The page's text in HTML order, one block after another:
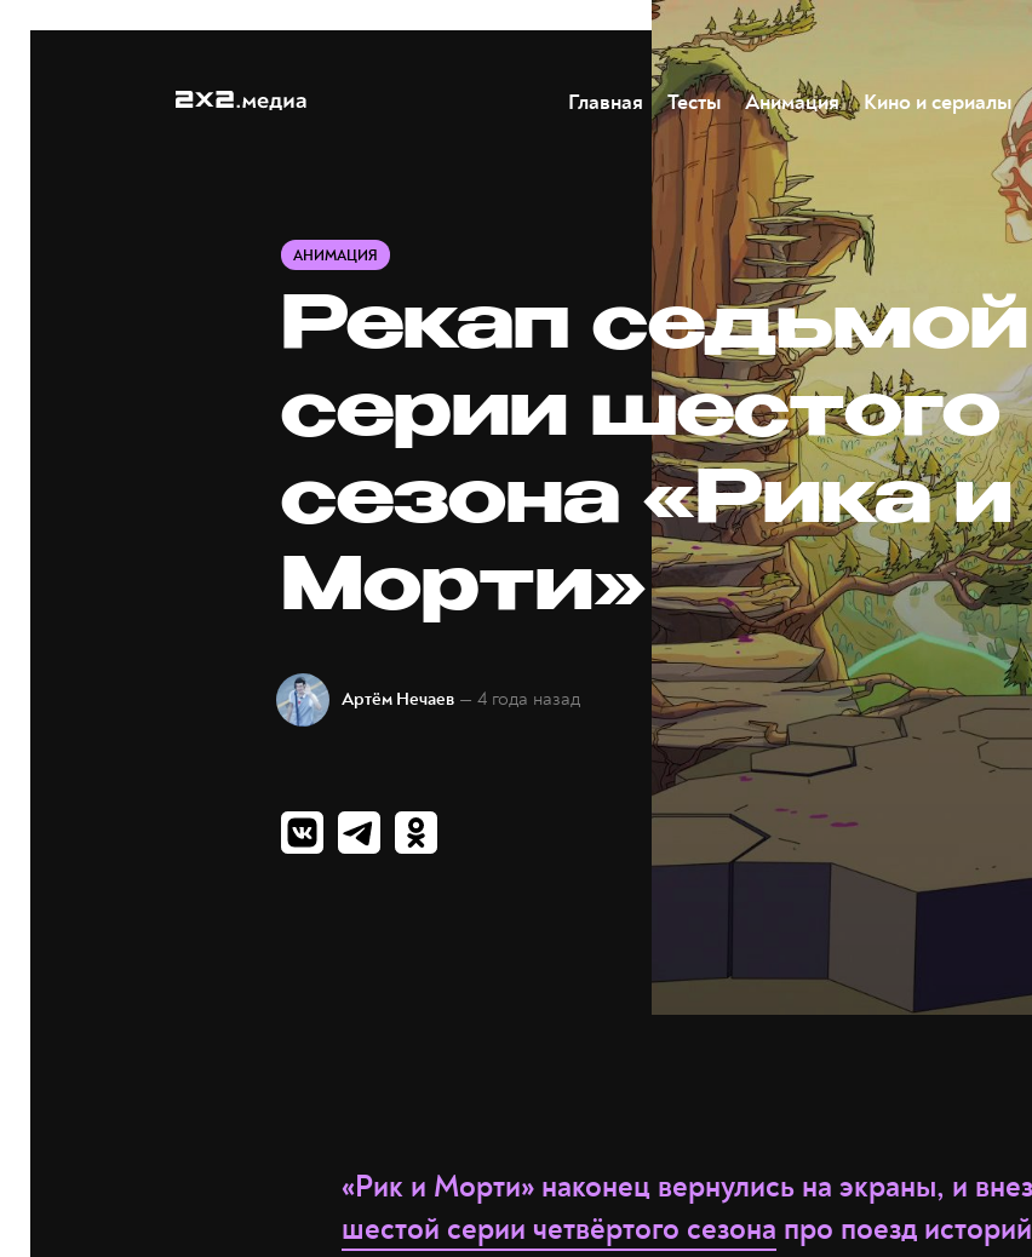
Главная Тесты Анимация Кино и сериалы
АНИМАЦИЯ
Рекап седьмой
серии шестого
сезона «Рика и
Морти»
Артём Нечаев — 4 года назад
«Рик и Морти» наконец вернулись на экраны, и
шестой серии четвёртого сезона про поезд